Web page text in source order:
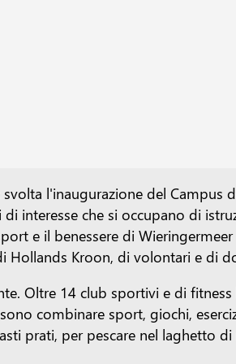
l'inaugurazione del Campus
interesse che si occupano di
e il benessere di
Hollands Kroon, di volontari e di
Oltre 14 club sportivi e di
combinare sport, giochi,
prati, per pescare nel laghetto